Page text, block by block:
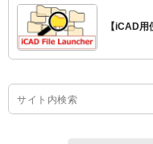
【iCAD